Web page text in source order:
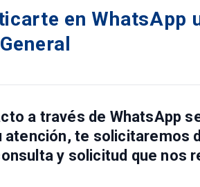
en WhatsApp
a través de WhatsApp
atención, te solicitaremos
y solicitud que nos